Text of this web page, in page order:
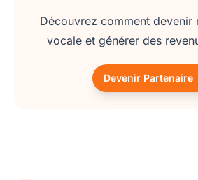
Découvrez comment devenir
vocale et générer des
Devenir Partenaire